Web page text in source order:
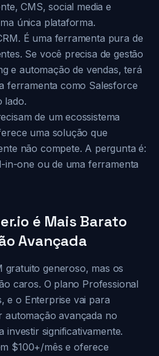
CMS, social media e
única plataforma.
É uma ferramenta pura de
Se você precisa de gestão
e automação de vendas, terá
ferramenta como Salesforce
lado.
de um ecossistema
uma solução que
não compete. A pergunta é:
in-one ou de uma ferramenta
é Mais Barato
Avançada
gratuito generoso, mas os
caros. O plano Professional
e o Enterprise vai para
automação avançada no
investir significativamente.
$100+/mês e oferece